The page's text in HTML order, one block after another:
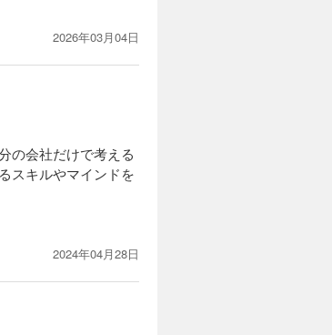
2026年03月04日
の会社だけで考える
スキルやマインドを
2024年04月28日